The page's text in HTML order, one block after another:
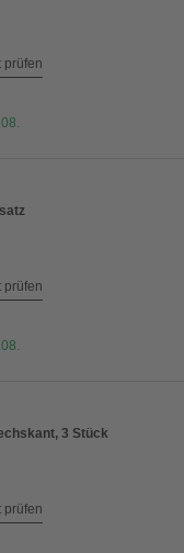
prüfen
prüfen
3 Stück
prüfen